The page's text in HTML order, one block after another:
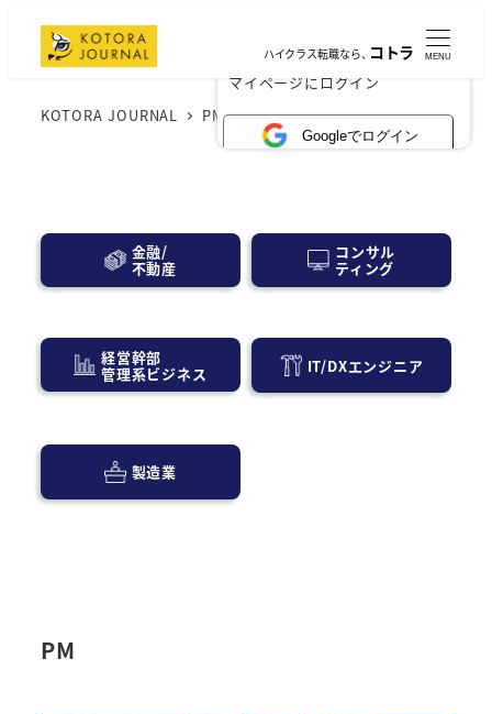
×
マイページにログイン
Googleでログイン
ハイクラス転職なら、コトラ MENU
KOTORA JOURNAL PM
金融/
不動産
コンサル
ティング
経営幹部
管理系ビジネス IT/DXエンジニア
製造業
PM